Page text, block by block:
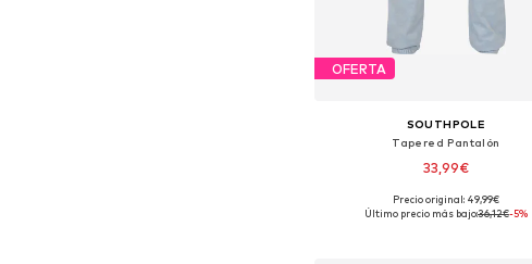
OFERTA
SOUTHPOLE
Tapered Pantalón
33,99€
Tallas disponibles: 33
Precio original: 49,99€
Último precio más bajo:36,12€-5%